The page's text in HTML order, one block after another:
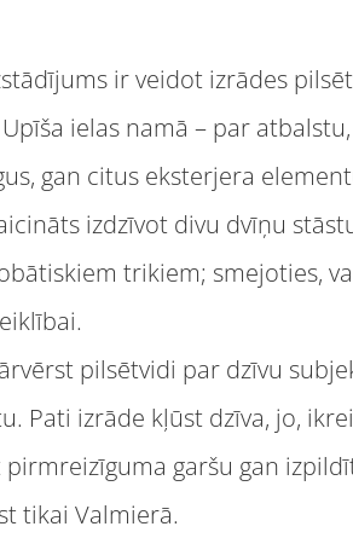
ir veidot izrādes
ielas namā – par
gan citus eksterjera
izdzīvot divu dvīņu
trikiem; smejoties,
pilsētvidi par dzīvu
Pati izrāde kļūst dzīva, jo,
garšu gan
tikai Valmierā.